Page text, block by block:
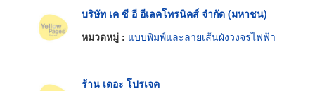
บริษัท เค ซี อี อีเลคโทรนิคส์ จำกัด (มหาชน)
หมวดหมู่ : แบบพิมพ์และลายเส้นผังวงจรไฟฟ้า
ร้าน เดอะ โปรเจค